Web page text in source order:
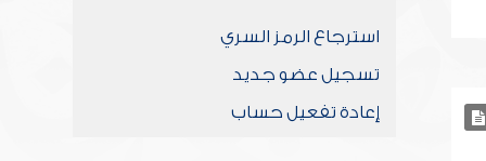
استرجاع الرمز السري
تسجيل عضو جديد
إعادة تفعيل حساب